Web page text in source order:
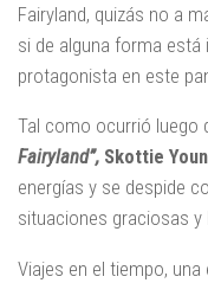
Fairyland, quizás no a
si de alguna forma está
protagonista en este
Tal como ocurrió luego
Fairyland”, Skottie
energías y se despide
situaciones graciosas y
Viajes en el tiempo,